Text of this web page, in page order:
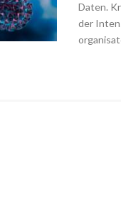
Daten.
der